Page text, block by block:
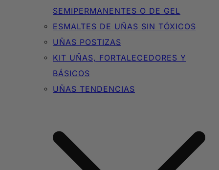
SEMIPERMANENTES O DE GEL
ESMALTES DE UÑAS SIN TÓXICOS
UÑAS POSTIZAS
KIT UÑAS, FORTALECEDORES Y
BÁSICOS
UÑAS TENDENCIAS